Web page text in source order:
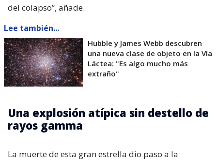
del colapso”, añade.
Lee también...
Hubble y James Webb descubren
una nueva clase de objeto en la Vía
Láctea: "Es algo mucho más
extraño"
Una explosión atípica sin destello de
rayos gamma
La muerte de esta gran estrella dio paso a la